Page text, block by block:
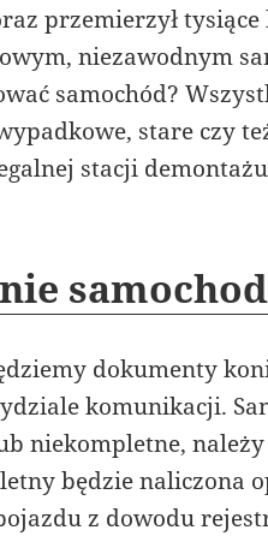
przemierzył
niezawodnym
samochód?
stare czy
stacji
dokumenty
komunikacji.
niekompletne,
będzie naliczona
z dowodu